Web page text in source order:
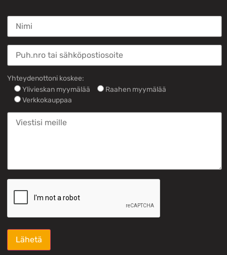
Yhteydenottoni koskee:
Ylivieskan myymälää
Raahen myymälää
Verkkokauppaa